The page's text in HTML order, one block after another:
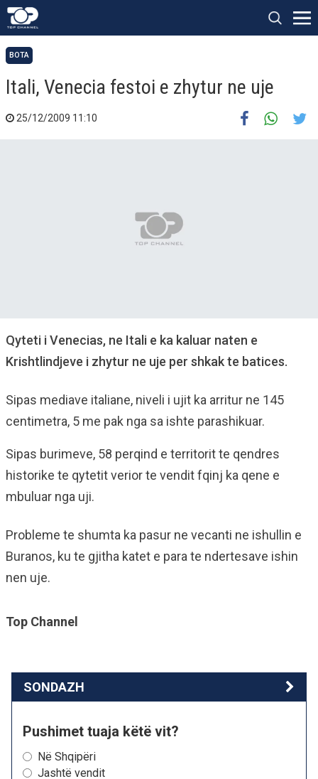
BOTA
Itali, Venecia festoi e zhytur ne uje
25/12/2009 11:10
Qyteti i Venecias, ne Itali e ka kaluar naten e
Krishtlindjeve i zhytur ne uje per shkak te batices.
Sipas mediave italiane, niveli i ujit ka arritur ne 145
centimetra, 5 me pak nga sa ishte parashikuar.
Sipas burimeve, 58 perqind e territorit te qendres
historike te qytetit verior te vendit fqinj ka qene e
mbuluar nga uji.
Probleme te shumta ka pasur ne vecanti ne ishullin e
Buranos, ku te gjitha katet e para te ndertesave ishin
nen uje.
Top Channel
SONDAZH
Pushimet tuaja këtë vit?
Në Shqipëri
Jashtë vendit